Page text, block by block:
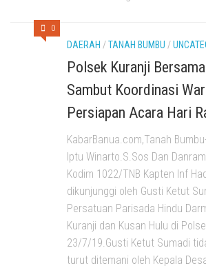
0
DAERAH /TANAH BUMBU /
Polsek Kuranji
Sambut Koordinasi
Persiapan Acara Hari
KabarBanua.com,Tanah
Iptu Winarto.S.Sos Dan
Kodim 1022/TNB Kapten Inf
dikunjunggi oleh Gusti Ketut
Persatuan Parisada Hindu
Kuranji dan Kusan Hulu di
23/7/19.Gusti Ketut Sumadi
turut ditemani oleh Kepala